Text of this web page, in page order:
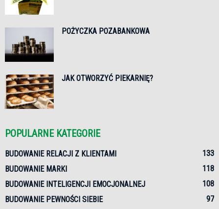
POŻYCZKA POZABANKOWA
JAK OTWORZYĆ PIEKARNIĘ?
POPULARNE KATEGORIE
BUDOWANIE RELACJI Z KLIENTAMI
133
BUDOWANIE MARKI
118
BUDOWANIE INTELIGENCJI EMOCJONALNEJ
108
BUDOWANIE PEWNOŚCI SIEBIE
97